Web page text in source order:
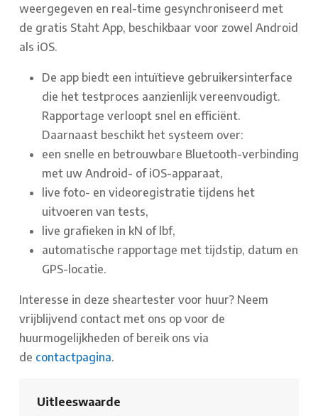
weergegeven en real-time gesynchroniseerd met
de gratis Staht App, beschikbaar voor zowel Android
als iOS.
De app biedt een intuïtieve gebruikersinterface
die het testproces aanzienlijk vereenvoudigt.
Rapportage verloopt snel en efficiënt.
Daarnaast beschikt het systeem over:
een snelle en betrouwbare Bluetooth-verbinding
met uw Android- of iOS-apparaat,
live foto- en videoregistratie tijdens het
uitvoeren van tests,
live grafieken in kN of lbf,
automatische rapportage met tijdstip, datum en
GPS-locatie.
Interesse in deze sheartester voor huur? Neem
vrijblijvend contact met ons op voor de
huurmogelijkheden of bereik ons via
de contactpagina.
Uitleeswaarde